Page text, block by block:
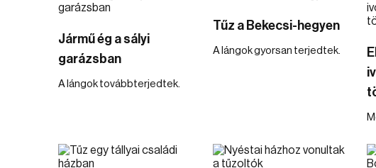
Jármű ég a sályi
garázsban
A lángok továbbterjedtek.
Tűz a Bekecsi-hegyen
A lángok gyorsan terjedtek.